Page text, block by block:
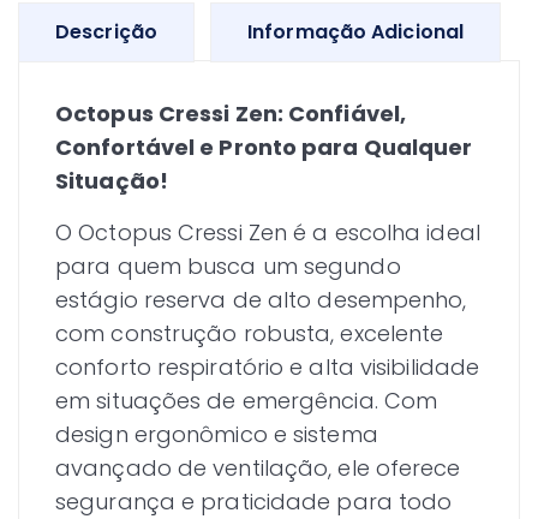
Descrição Informação Adicional
Octopus Cressi Zen: Confiável,
Confortável e Pronto para Qualquer
Situação!
O Octopus Cressi Zen é a escolha ideal
para quem busca um segundo
estágio reserva de alto desempenho,
com construção robusta, excelente
conforto respiratório e alta visibilidade
em situações de emergência. Com
design ergonômico e sistema
avançado de ventilação, ele oferece
segurança e praticidade para todo